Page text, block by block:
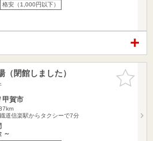
格安（1,000円以下）
お気に入
りに追加
閉館しました）
甲賀市
道信楽駅からタクシーで7分
～